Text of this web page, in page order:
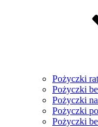
Pożyczki
Pożyczki
Pożyczki
Pożyczki
Pożyczki